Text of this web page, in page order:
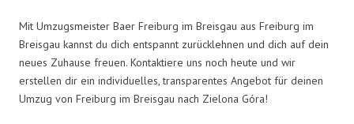
Mit Umzugsmeister Baer Freiburg im Breisgau aus Freiburg im
Breisgau kannst du dich entspannt zurücklehnen und dich auf dein
neues Zuhause freuen. Kontaktiere uns noch heute und wir
erstellen dir ein individuelles, transparentes Angebot für deinen
Umzug von Freiburg im Breisgau nach Zielona Góra!